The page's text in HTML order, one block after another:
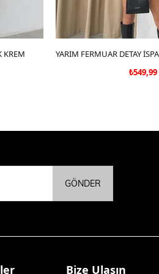
KREM
SEPETE EKLE
₺549,99
GÖNDER
Bize Ulaşın